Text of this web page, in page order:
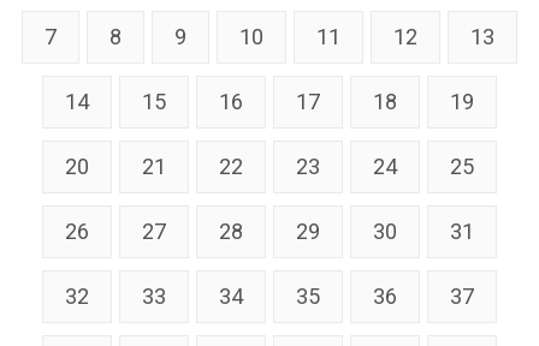
7 8 9 10 11 12 13
14 15 16 17 18 19
20 21 22 23 24 25
26 27 28 29 30 31
32 33 34 35 36 37